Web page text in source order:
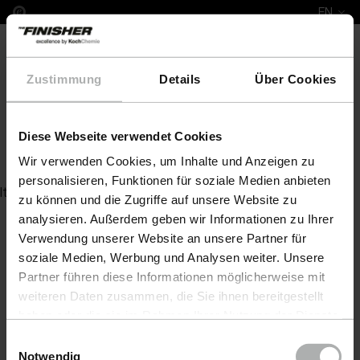
Zustimmung Details Über Cookies
Diese Webseite verwendet Cookies
Wir verwenden Cookies, um Inhalte und Anzeigen zu
personalisieren, Funktionen für soziale Medien anbieten
zu können und die Zugriffe auf unsere Website zu
analysieren. Außerdem geben wir Informationen zu Ihrer
Verwendung unserer Website an unsere Partner für
soziale Medien, Werbung und Analysen weiter. Unsere
Partner führen diese Informationen möglicherweise mit
weiteren Daten zusammen, die Sie ihnen bereitgestellt
Einstellungen zu den Cookies finden Sie unter
Notwendig
EN
PreWash express 23 KG
Item not found